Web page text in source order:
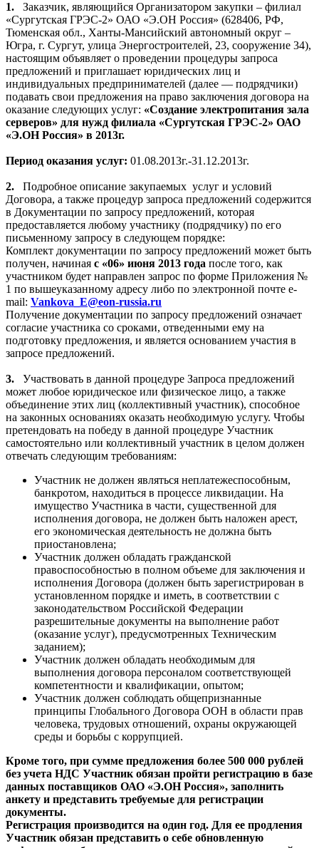
1. Заказчик, являющийся Организатором закупки – филиал
«Сургутская ГРЭС-2» ОАО «Э.ОН Россия» (628406, РФ,
Тюменская обл., Ханты-Мансийский автономный округ –
Югра, г. Сургут, улица Энергостроителей, 23, сооружение 34),
настоящим объявляет о проведении процедуры запроса
предложений и приглашает юридических лиц и
индивидуальных предпринимателей (далее — подрядчики)
подавать свои предложения на право заключения договора на
оказание следующих услуг: «Создание электропитания зала
серверов» для нужд филиала «Сургутская ГРЭС-2» ОАО
«Э.ОН Россия» в 2013г.
Период оказания услуг: 01.08.2013г.-31.12.2013г.
2. Подробное описание закупаемых услуг и условий
Договора, а также процедур запроса предложений содержится
в Документации по запросу предложений, которая
предоставляется любому участнику (подрядчику) по его
письменному запросу в следующем порядке:
Комплект документации по запросу предложений может быть
получен, начиная с «06» июня 2013 года после того, как
участником будет направлен запрос по форме Приложения №
1 по вышеуказанному адресу либо по электронной почте e-
mail: Vankova_E@eon-russia.ru
Получение документации по запросу предложений означает
согласие участника со сроками, отведенными ему на
подготовку предложения, и является основанием участия в
запросе предложений.
3.
Участвовать в данной процедуре Запроса предложений
может любое юридическое или физическое лицо, а также
объединение этих лиц (коллективный участник), способное
на законных основаниях оказать необходимую услугу. Чтобы
претендовать на победу в данной процедуре Участник
самостоятельно или коллективный участник в целом должен
отвечать следующим требованиям:
Участник не должен являться неплатежеспособным,
банкротом, находиться в процессе ликвидации. На
имущество Участника в части, существенной для
исполнения договора, не должен быть наложен арест,
его экономическая деятельность не должна быть
приостановлена;
Участник должен обладать гражданской
правоспособностью в полном объеме для заключения и
исполнения Договора (должен быть зарегистрирован в
установленном порядке и иметь, в соответствии с
законодательством Российской Федерации
разрешительные документы на выполнение работ
(оказание услуг), предусмотренных Техническим
заданием);
Участник должен обладать необходимым для
выполнения договора персоналом соответствующей
компетентности и квалификации, опытом;
Участник должен соблюдать общепризнанные
принципы Глобального Договора ООН в области прав
человека, трудовых отношений, охраны окружающей
среды и борьбы с коррупцией.
Кроме того, при сумме предложения более 500 000 рублей
без учета НДС Участник обязан пройти регистрацию в базе
данных поставщиков ОАО «Э.ОН Россия», заполнить
анкету и представить требуемые для регистрации
документы.
Регистрация производится на один год. Для ее продления
Участник обязан представить о себе обновленную